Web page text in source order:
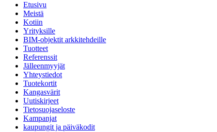
Etusivu
Meistä
Kotiin
Yrityksille
BIM-objektit arkkitehdeille
Tuotteet
Referenssit
Jälleenmyyjät
Yhteystiedot
Tuotekortit
Kangasvärit
Uutiskirjeet
Tietosuojaseloste
Kampanjat
kaupungit ja päiväkodit